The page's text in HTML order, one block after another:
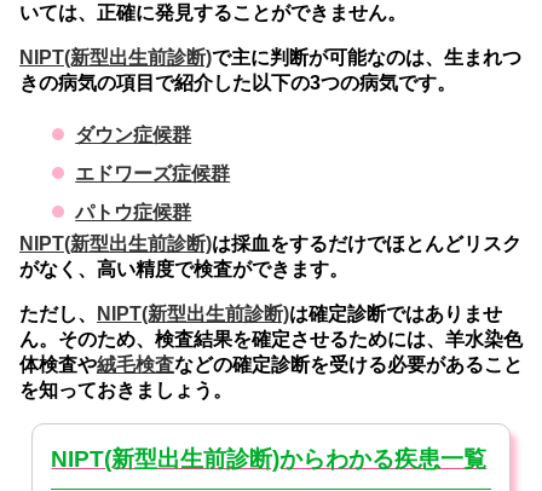
いては、正確に発見することができません。
NIPT(新型出生前診断)で主に判断が可能なのは、生まれつ
きの病気の項目で紹介した以下の3つの病気です。
ダウン症候群
エドワーズ症候群
パトウ症候群
NIPT(新型出生前診断)は採血をするだけでほとんどリスク
がなく、高い精度で検査ができます。
ただし、 NIPT(新型出生前診断)は確定診断ではありませ
ん。そのため、検査結果を確定させるためには、羊水染色
体検査や絨毛検査などの確定診断を受ける必要があること
を知っておきましょう。
NIPT(新型出生前診断)からわかる疾患一覧